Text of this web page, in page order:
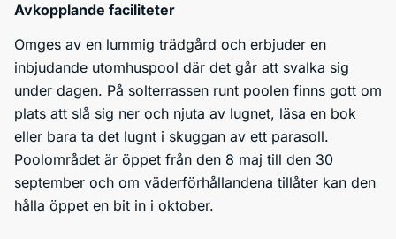
Avkopplande faciliteter
Omges av en lummig trädgård och erbjuder en
inbjudande utomhuspool där det går att svalka sig
under dagen. På solterrassen runt poolen finns gott om
plats att slå sig ner och njuta av lugnet, läsa en bok
eller bara ta det lugnt i skuggan av ett parasoll.
Poolområdet är öppet från den 8 maj till den 30
september och om väderförhållandena tillåter kan den
hålla öppet en bit in i oktober.